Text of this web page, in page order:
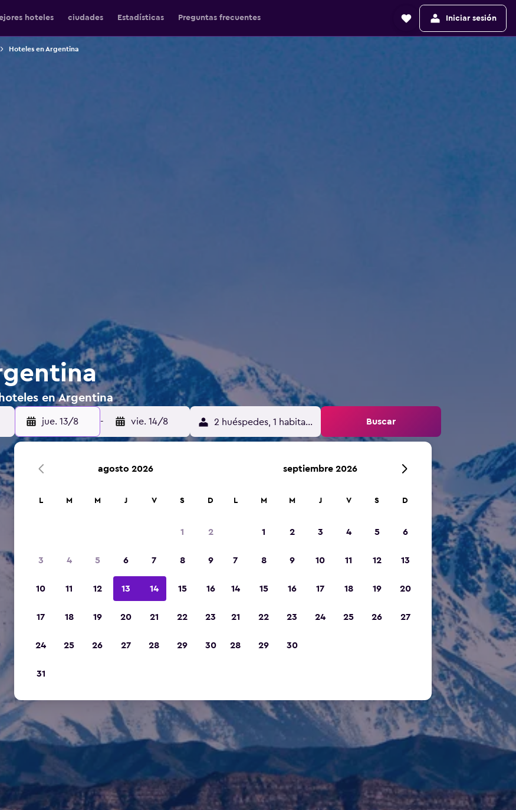
hoteles ciudades Estadísticas Preguntas frecuentes Iniciar sesión
Hoteles en Argentina
en Argentina
jue. 13/8 - vie. 14/8 2 huéspedes, 1 habitación Buscar
agosto 2026
L M M J V S D
1 2
3 4 5 6 7 8 9
10 11 12 13 14 15 16
17 18 19 20 21 22 23
24 25 26 27 28 29 30
31
septiembre 2026
L M M J V S D
1 2 3 4 5 6
7 8 9 10 11 12 13
14 15 16 17 18 19 20
21 22 23 24 25 26 27
28 29 30